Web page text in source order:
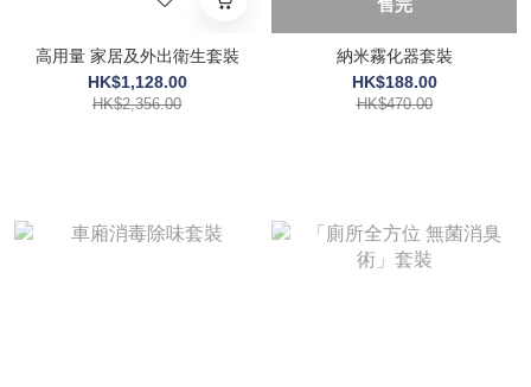
高用量 家居及外出衛生套裝
HK$1,128.00
HK$2,356.00
售完
納米霧化器套裝
HK$188.00
HK$470.00